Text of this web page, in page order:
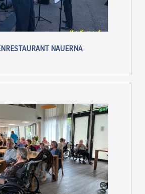
NAUERNA